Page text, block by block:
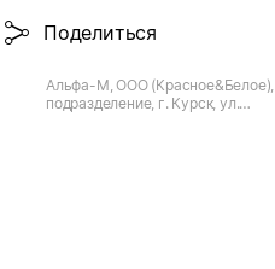
Поделиться
Альфа-М, ООО (Красное&Белое),
подразделение, г. Курск, ул.